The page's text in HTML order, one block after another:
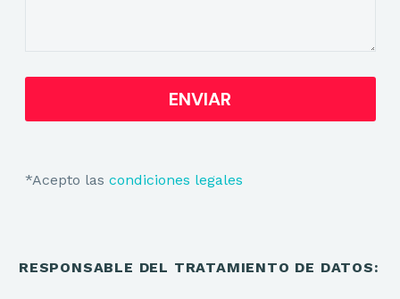
*Acepto las condiciones legales
RESPONSABLE DEL TRATAMIENTO DE DATOS: